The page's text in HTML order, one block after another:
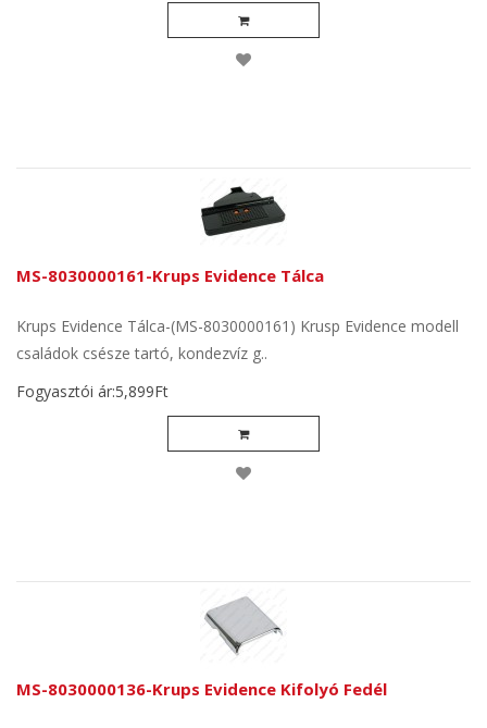
MS-8030000161-Krups Evidence Tálca
Krups Evidence Tálca-(MS-8030000161) Krusp Evidence modell
családok csésze tartó, kondezvíz g..
Fogyasztói ár:5,899Ft
MS-8030000136-Krups Evidence Kifolyó Fedél